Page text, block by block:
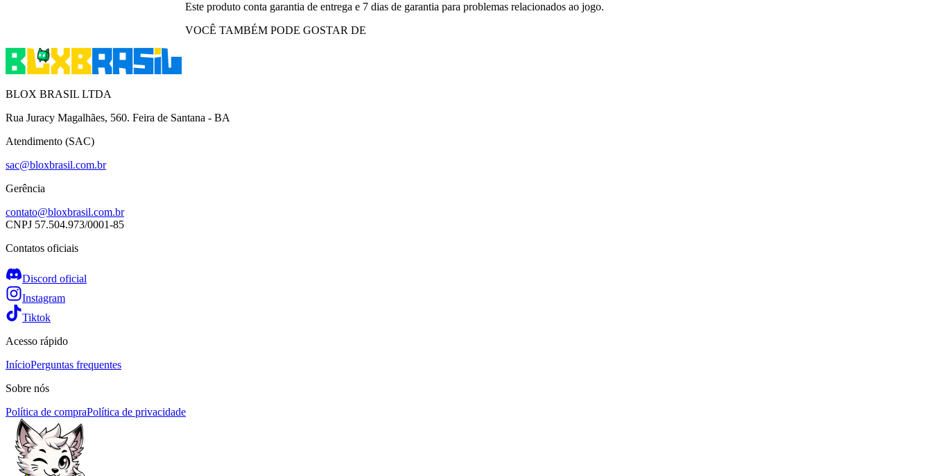
Este produto conta garantia de entrega e 7 dias de garantia para problemas relacionados ao jogo.
VOCÊ TAMBÉM PODE GOSTAR DE
BLOX BRASIL LTDA
Rua Juracy Magalhães, 560. Feira de Santana - BA
Atendimento (SAC)
sac@bloxbrasil.com.br
Gerência
contato@bloxbrasil.com.br
CNPJ 57.504.973/0001-85
Contatos oficiais
Discord oficial
Instagram
Tiktok
Acesso rápido
InícioPerguntas frequentes
Sobre nós
Política de compraPolítica de privacidade